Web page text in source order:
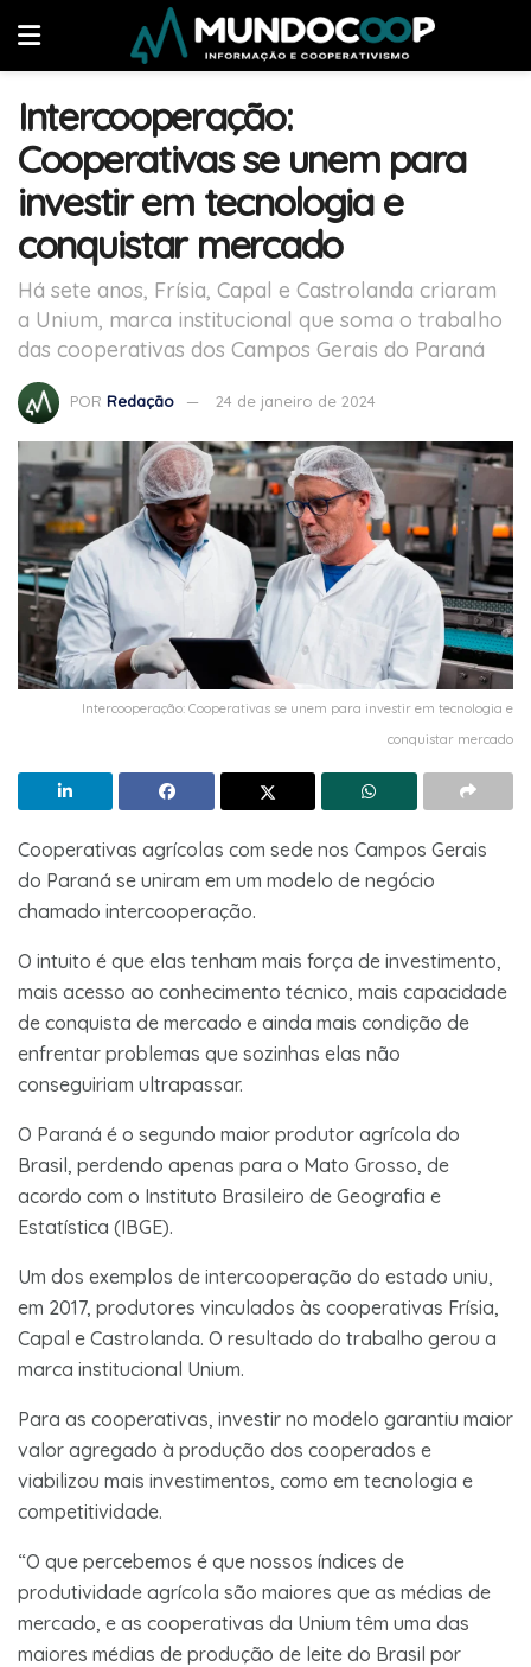
Intercooperação:
Cooperativas se unem para
investir em tecnologia e
conquistar mercado
Há sete anos, Frísia, Capal e Castrolanda criaram
a Unium, marca institucional que soma o trabalho
das cooperativas dos Campos Gerais do Paraná
POR Redação 24 de janeiro de 2024
Intercooperação: Cooperativas se unem para investir em tecnologia e
conquistar mercado
Cooperativas agrícolas com sede nos Campos Gerais
do Paraná se uniram em um modelo de negócio
chamado intercooperação.
O intuito é que elas tenham mais força de investimento,
mais acesso ao conhecimento técnico, mais capacidade
de conquista de mercado e ainda mais condição de
enfrentar problemas que sozinhas elas não
conseguiriam ultrapassar.
O Paraná é o segundo maior produtor agrícola do
Brasil, perdendo apenas para o Mato Grosso, de
acordo com o Instituto Brasileiro de Geografia e
Estatística (IBGE).
Um dos exemplos de intercooperação do estado uniu,
em 2017, produtores vinculados às cooperativas Frísia,
Capal e Castrolanda. O resultado do trabalho gerou a
marca institucional Unium.
Para as cooperativas, investir no modelo garantiu maior
valor agregado à produção dos cooperados e
viabilizou mais investimentos, como em tecnologia e
competitividade.
“O que percebemos é que nossos índices de
produtividade agrícola são maiores que as médias de
mercado, e as cooperativas da Unium têm uma das
maiores médias de produção de leite do Brasil por